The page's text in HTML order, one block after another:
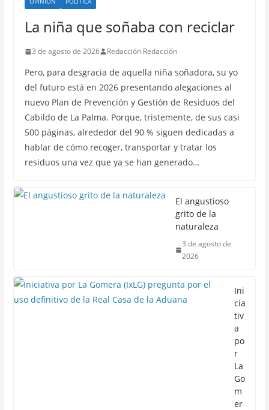
La niña que soñaba con reciclar
3 de agosto de 2026 Redacción Redacción
Pero, para desgracia de aquella niña soñadora, su yo
del futuro está en 2026 presentando alegaciones al
nuevo Plan de Prevención y Gestión de Residuos del
Cabildo de La Palma. Porque, tristemente, de sus casi
500 páginas, alrededor del 90 % siguen dedicadas a
hablar de cómo recoger, transportar y tratar los
residuos una vez que ya se han generado…
El angustioso
grito de la
naturaleza
3 de agosto de
2026
Ini
cia
tiv
a
po
r
La
Go
m
er